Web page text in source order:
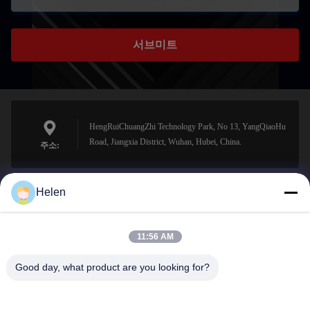
서브미트
주소:
HengRuiChuangZhi Technology Park, No 13, YangQiaoHu
Road, Jiangxia District, Wuhan, Hubei, China.
sales@perfectlaser.net
Helen
11:56 AM
Good day, what product are you looking for?